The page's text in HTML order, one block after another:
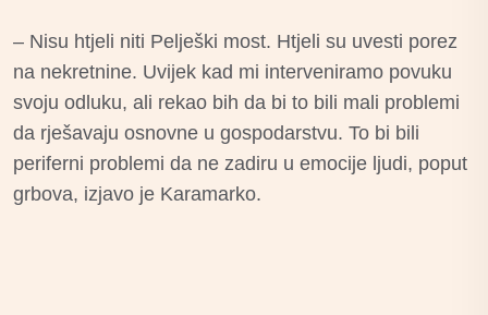
– Nisu htjeli niti Pelješki most. Htjeli su uvesti porez
na nekretnine. Uvijek kad mi interveniramo povuku
svoju odluku, ali rekao bih da bi to bili mali problemi
da rješavaju osnovne u gospodarstvu. To bi bili
periferni problemi da ne zadiru u emocije ljudi, poput
grbova, izjavo je Karamarko.